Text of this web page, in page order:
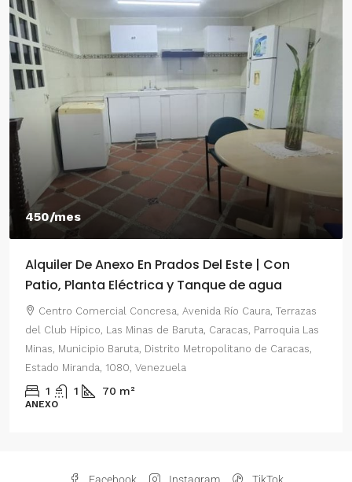
Prados Del Este | Con
y Tanque de agua
Avenida Río Caura, Terrazas
de Baruta, Caracas, Parroquia Las
Metropolitano de Caracas,
550/mes
Alquiler De Anexo En
2 Habitaciones
Centro Comercial
del Este, Prados del Este,
Parroquia Nuestra Señora